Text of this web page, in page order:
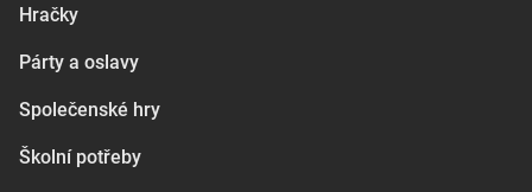
Hračky
Párty a oslavy
Společenské hry
Školní potřeby